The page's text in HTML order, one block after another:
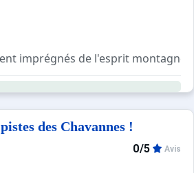
imprégnés de l'esprit montagne
accentué par le choix des
des Chavannes !
0/5 Avis